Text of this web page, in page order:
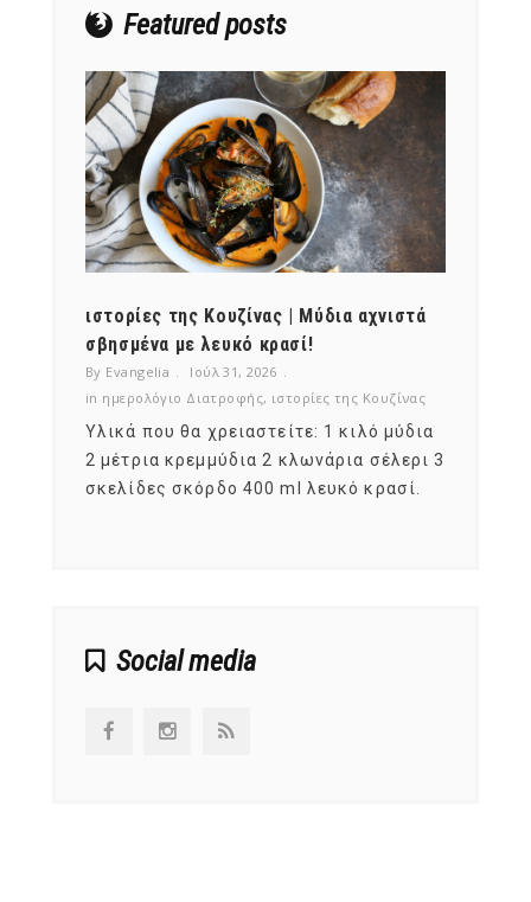
Featured posts
ιστορίες της Κουζίνας | Μύδια αχνιστά
σβησμένα με λευκό κρασί!
By Evangelia
Ιούλ 31, 2026
in ημερολόγιο Διατροφής, ιστορίες της Κουζίνας
Υλικά που θα χρειαστείτε: 1 κιλό μύδια
2 μέτρια κρεμμύδια 2 κλωνάρια σέλερι 3
σκελίδες σκόρδο 400 ml λευκό κρασί.
Social media